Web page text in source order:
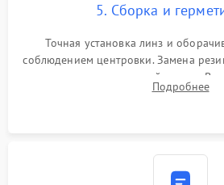
5. Сборка и
Точная установка линз и
соблюдением центровки. Замена
нанесение влагозащитной смазки.
и заполнение его осушенным
Подробнее